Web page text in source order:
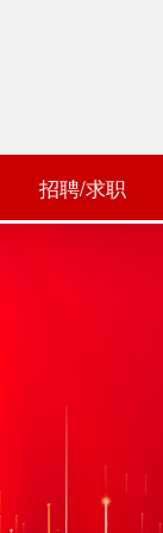
招聘/求职